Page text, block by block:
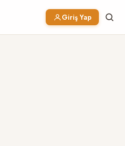
Giriş Yap